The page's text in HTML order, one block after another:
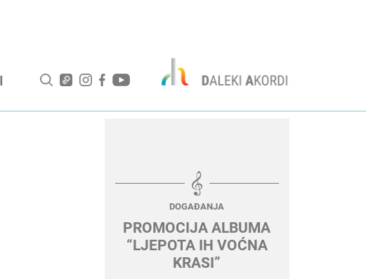
DOGAĐANJA
PROMOCIJA ALBUMA
“LJEPOTA IH VOĆNA
KRASI”